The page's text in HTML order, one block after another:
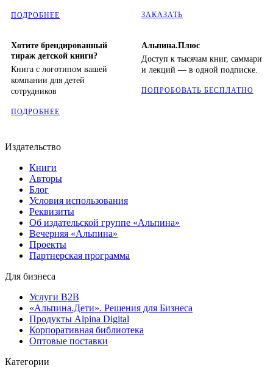
ПОДРОБНЕЕ ЗАКАЗАТЬ
Хотите брендированный
тираж детской книги?
Книга с логотипом вашей
компании для детей
сотрудников
ПОДРОБНЕЕ
Альпина.Плюс
Доступ к тысячам книг, саммари
и лекций — в одной подписке.
ПОПРОБОВАТЬ БЕСПЛАТНО
Издательство
Книги
Авторы
Блог
Условия использования
Реквизиты
Об издательской группе «Альпина»
Вечерняя «Альпина»
Проекты
Партнерская программа
Для бизнеса
Услуги B2B
«Альпина.Дети». Решения для Бизнеса
Продукты Alpina Digital
Корпоративная библиотека
Оптовые поставки
Категории